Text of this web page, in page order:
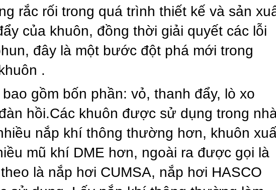
rắc rối trong quá trình thiết kế và sản
của khuôn, đồng thời giải quyết các lỗi
đây là một bước đột phá mới trong
.
gồm bốn phần: vỏ, thanh đẩy, lò xo
hồi.Các khuôn được sử dụng trong
nắp khí thông thường hơn, khuôn
mũ khí DME hơn, ngoài ra được gọi là
là nắp hơi CUMSA, nắp hơi HASCO